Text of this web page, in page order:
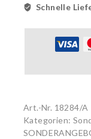
Schnelle
Art.-Nr. 18284/A
Kategorien: